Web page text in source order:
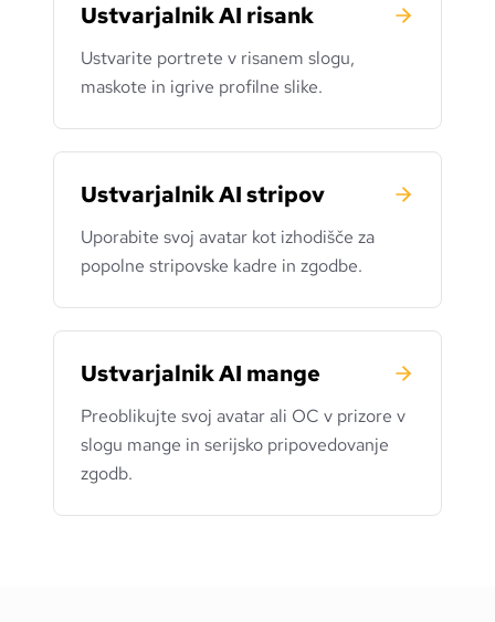
Ustvarjalnik AI risank
Ustvarite portrete v risanem slogu,
maskote in igrive profilne slike.
Ustvarjalnik AI stripov
Uporabite svoj avatar kot izhodišče za
popolne stripovske kadre in zgodbe.
Ustvarjalnik AI mange
Preoblikujte svoj avatar ali OC v prizore v
slogu mange in serijsko pripovedovanje
zgodb.